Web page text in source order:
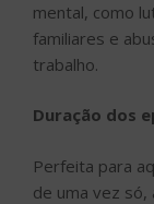
mental, como
familiares e
trabalho.
Duração dos
Perfeita para
de uma vez